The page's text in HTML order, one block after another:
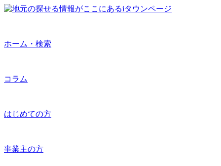
ホーム・検索
コラム
はじめての方
事業主の方